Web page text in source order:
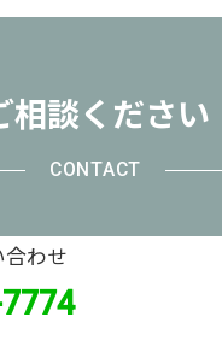
相談ください
CONTACT
わせ